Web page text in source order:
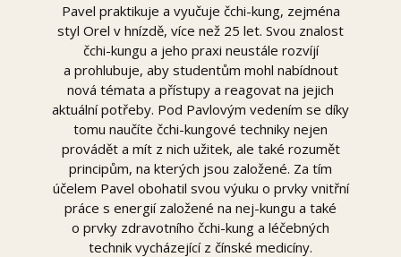
Pavel praktikuje a vyučuje čchi-kung, zejména
styl Orel v hnízdě, více než 25 let. Svou znalost
čchi-kungu a jeho praxi neustále rozvíjí
a prohlubuje, aby studentům mohl nabídnout
nová témata a přístupy a reagovat na jejich
aktuální potřeby. Pod Pavlovým vedením se díky
tomu naučíte čchi-kungové techniky nejen
provádět a mít z nich užitek, ale také rozumět
principům, na kterých jsou založené. Za tím
účelem Pavel obohatil svou výuku o prvky vnitřní
práce s energií založené na nej-kungu a také
o prvky zdravotního čchi-kung a léčebných
technik vycházející z čínské medicíny.